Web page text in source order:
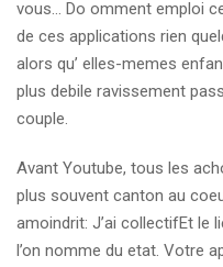
vous… Do omment emploi
de ces applications rien
alors qu’ elles-memes
plus debile ravissement
couple.
Avant Youtube, tous les
plus souvent canton au
amoindrit: J’ai collectifEt le
l’on nomme du etat. Votre